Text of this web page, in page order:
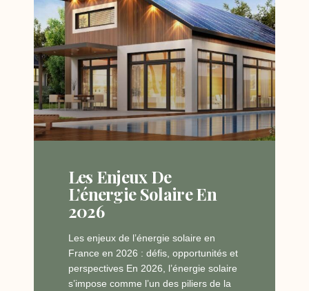
Les Enjeux De
L’énergie Solaire En
2026
Les enjeux de l’énergie solaire en
France en 2026 : défis, opportunités et
perspectives En 2026, l’énergie solaire
s’impose comme l’un des piliers de la